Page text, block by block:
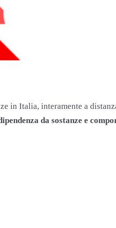
in Italia, interamente a
da sostanze e